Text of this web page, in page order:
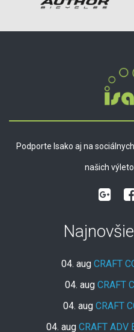
Podporte Isako aj na
našich
04. aug CRAFT
04. aug CRAFT
04. aug CRAFT
04. aug CRAFT ADV